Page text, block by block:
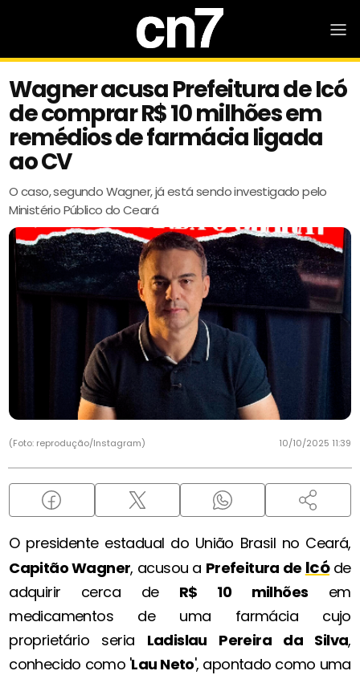
Wagner acusa Prefeitura de Icó
de comprar R$ 10 milhões em
remédios de farmácia ligada
ao CV
O caso, segundo Wagner, já está sendo investigado pelo
Ministério Público do Ceará
(Foto: reprodução/Instagram) 10/10/2025 11:39
O presidente estadual do União Brasil no Ceará,
Capitão Wagner, acusou a Prefeitura de Icóde
adquirir cerca de R$ 10 milhões em
medicamentos de uma farmácia cujo
proprietário seria Ladislau Pereira da Silva,
conhecido como 'Lau Neto', apontado como uma